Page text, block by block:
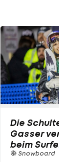
Die
Gasser
beim Surfen
Snowboard